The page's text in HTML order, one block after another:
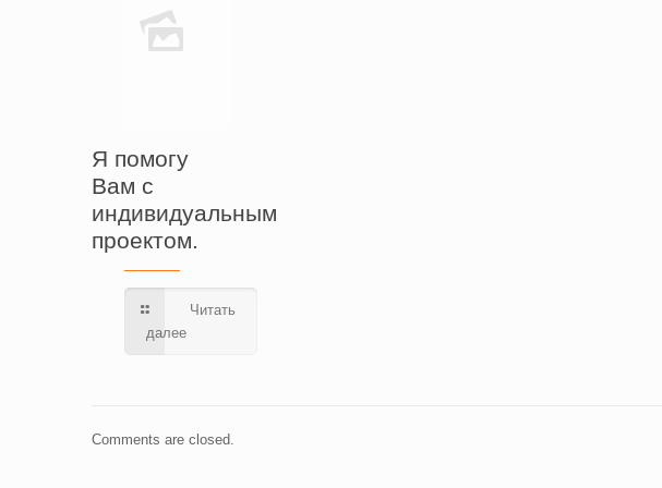
Я помогу
Вам с
индивидуальным
проектом.
Читать
далее
Comments are closed.